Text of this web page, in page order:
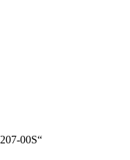
00S“